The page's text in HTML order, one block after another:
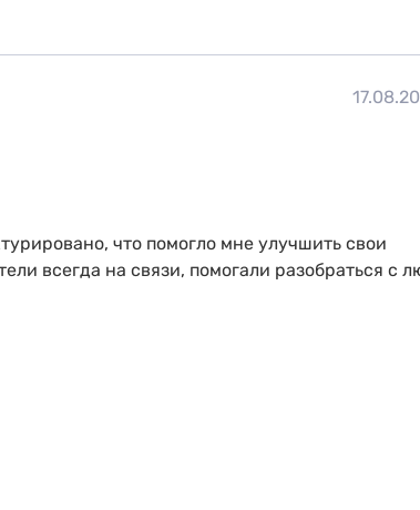
что помогло мне улучшить свои
всегда на связи, помогали разобраться с